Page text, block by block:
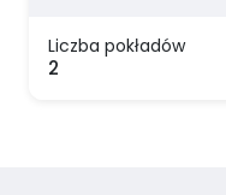
Liczba pokładów
2